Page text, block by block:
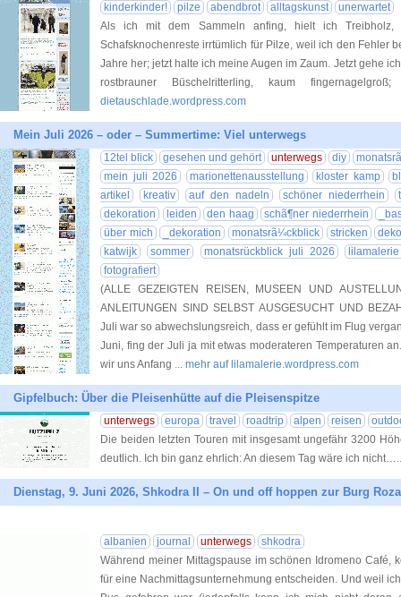
kinderkinder!
pilze abendbrot alltagskunst
unerwartet
Als ich mit dem Sammeln anfing, hielt ich
Schafsknochenreste irrtümlich für Pilze, weil ich den Fehler
Jahre her; jetzt halte ich meine Augen im Zaum. Jetzt gehe
rostbrauner Büschelritterling, kaum
dietauschlade.wordpress.com
Mein Juli 2026 – oder – Summertime: Viel unterwegs
12tel blick gesehen und gehört unterwegs diy
mein juli 2026
marionettenausstellung kloster kamp
artikel
kreativ auf den nadeln schöner niederrhein
dekoration
leiden den haag schã¶ner niederrhein
über mich
_dekoration monatsrã¼ckblick stricken
katwijk
sommer monatsrückblick juli 2026
fotografiert
(ALLE GEZEIGTEN REISEN, MUSEEN UND
ANLEITUNGEN SIND SELBST AUSGESUCHT UND
Juli war so abwechslungsreich, dass er gefühlt im Flug
Juni, fing der Juli ja mit etwas moderateren Temperaturen
wir uns Anfang ... mehr auf lilamalerie.wordpress.com
Gipfelbuch: Über die Pleisenhütte auf die Pleisenspitze
unterwegs europa travel roadtrip alpen reisen
Die beiden letzten Touren mit insgesamt ungefähr 3200
deutlich. Ich bin ganz ehrlich: An diesem Tag wäre ich nicht…
Dienstag, 9. Juni 2026, Shkodra II – On und off hoppen zur Burg
albanien journal unterwegs
shkodra
Während meiner Mittagspause im schönen Idromeno Café,
für eine Nachmittagsunternehmung entscheiden. Und weil